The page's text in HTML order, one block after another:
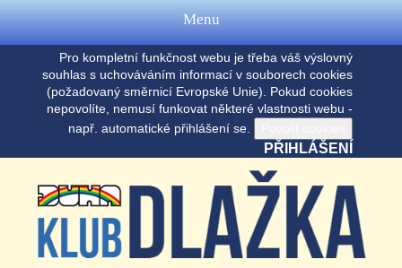
Pro kompletní funkčnost webu je třeba váš výslovný
souhlas s uchováváním informací v souborech cookies
(požadovaný směrnicí Evropské Unie). Pokud cookies
nepovolíte, nemusí funkovat některé vlastnosti webu -
např. automatické přihlášení se.
PŘIHLÁŠENÍ